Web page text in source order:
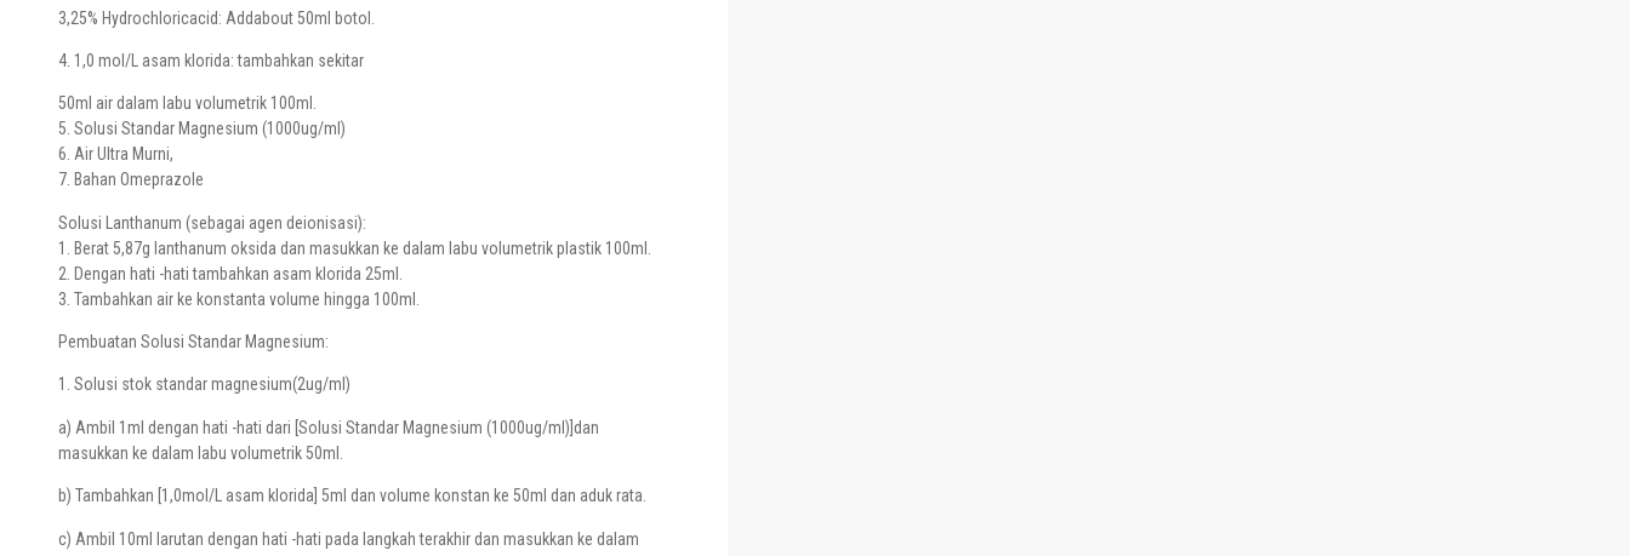
3,25% Hydrochloricacid: Addabout 50ml botol.
4. 1,0 mol/L asam klorida: tambahkan sekitar
50ml air dalam labu volumetrik 100ml.
5. Solusi Standar Magnesium (1000ug/ml)
6. Air Ultra Murni,
7. Bahan Omeprazole
Solusi Lanthanum (sebagai agen deionisasi):
1. Berat 5,87g lanthanum oksida dan masukkan ke dalam labu volumetrik plastik 100ml.
2. Dengan hati -hati tambahkan asam klorida 25ml.
3. Tambahkan air ke konstanta volume hingga 100ml.
Pembuatan Solusi Standar Magnesium:
1. Solusi stok standar magnesium(2ug/ml)
a) Ambil 1ml dengan hati -hati dari [Solusi Standar Magnesium (1000ug/ml)]dan
masukkan ke dalam labu volumetrik 50ml.
b) Tambahkan [1,0mol/L asam klorida] 5ml dan volume konstan ke 50ml dan aduk rata.
c) Ambil 10ml larutan dengan hati -hati pada langkah terakhir dan masukkan ke dalam